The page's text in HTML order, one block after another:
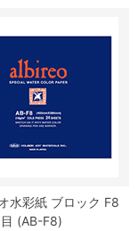
水彩紙 ブロック F8
(AB-F8)